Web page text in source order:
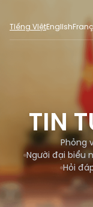
Tiếng ViệtEnglish
TIN TỨC - SỰ KIỆN
Phỏng vấn -
Ý kiến cử tri
Người đại biểu
Tin nổi bật
ĐA PHƯƠNG TIỆN
Ảnh
DÀNH CHO BÁO
MẠNG XÃ HỘI
SỐ LIỆU BẦU CỬ
TIN
Phỏng
Người đại biểu
Hỏi